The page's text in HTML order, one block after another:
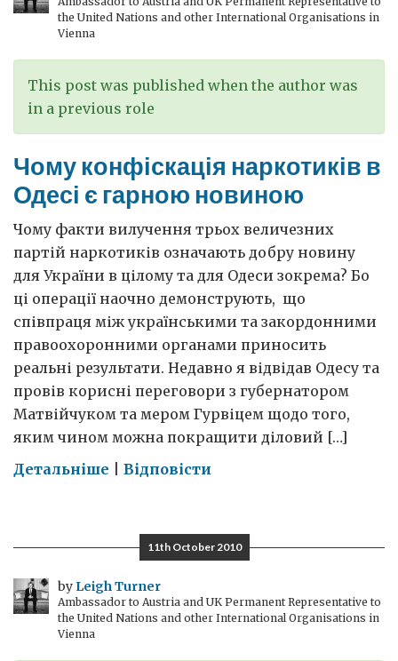
the United Nations and other International Organisations in
Vienna
This post was published when the author was
in a previous role
Чому конфіскація наркотиків в
Одесі є гарною новиною
Чому факти вилучення трьох величезних
партій наркотиків означають добру новину
для України в цілому та для Одеси зокрема? Бо
ці операції наочно демонструють, що
співпраця між українськими та закордонними
правоохоронними органами приносить
реальні результати. Недавно я відвідав Одесу та
провів корисні переговори з губернатором
Матвійчуком та мером Гурвіцем щодо того,
яким чином можна покращити діловий […]
Детальніше on
наркотиків
Одесі
є
Відповісти
11th October 2010
by Leigh Turner
Ambassador to Austria and UK Permanent Representative to
the United Nations and other International Organisations in
Vienna